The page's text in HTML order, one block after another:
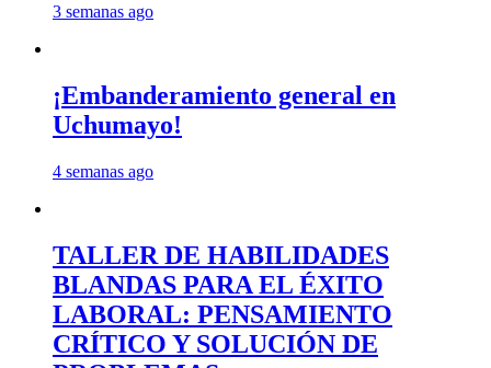
3 semanas ago
¡Embanderamiento general en
Uchumayo!
4 semanas ago
TALLER DE HABILIDADES
BLANDAS PARA EL ÉXITO
LABORAL: PENSAMIENTO
CRÍTICO Y SOLUCIÓN DE